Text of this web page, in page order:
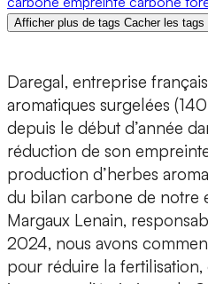
Afficher plus de tags Cacher les tags
Daregal, entreprise
aromatiques surgelées
depuis le début d’année
réduction de son
production d’herbes
du bilan carbone de notre
Margaux Lenain,
2024, nous avons
pour réduire la